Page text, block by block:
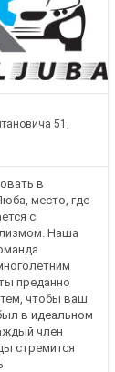
51,
в
место, где
с
Наша
преданно
чтобы ваш
в идеальном
член
стремится